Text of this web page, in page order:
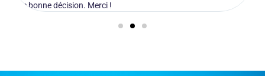
une bonne décision. Merci !